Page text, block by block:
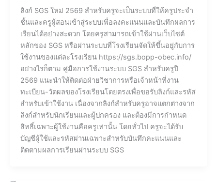
ลิงก์ SGS ใหม่ 2569 สำหรับครูจะเป็นระบบที่ให้ครูประจำ
ชั้นและครูผู้สอนเข้าสู่ระบบเพื่อลงคะแนนและบันทึกผลการ
เรียนได้อย่างสะดวก โดยครูสามารถเข้าใช้ผ่านเว็บไซต์
หลักของ SGS หรือผ่านระบบที่โรงเรียนจัดให้ขึ้นอยู่กับการ
ใช้งานของแต่ละโรงเรียน https://sgs.bopp-obec.info/
อย่างไรก็ตาม คู่มือการใช้งานระบบ SGS สำหรับครูปี
2569 แนะนำให้ติดต่อฝ่ายวิชาการหรือเจ้าหน้าที่งาน
ทะเบียน-วัดผลของโรงเรียนโดยตรงเพื่อขอรับลิงก์และรหัส
สำหรับเข้าใช้งาน เนื่องจากลิงก์สำหรับครูอาจแตกต่างจาก
ลิงก์สำหรับนักเรียนและผู้ปกครอง และต้องมีการกำหนด
สิทธิ์เฉพาะผู้ใช้งานคือครูเท่านั้น โดยทั่วไป ครูจะได้รับ
บัญชีผู้ใช้และรหัสผ่านเฉพาะสำหรับบันทึกคะแนนและ
ติดตามผลการเรียนผ่านระบบ SGS